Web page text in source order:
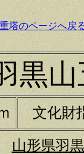
塔のページへ戻
黒
文化財
山形県羽